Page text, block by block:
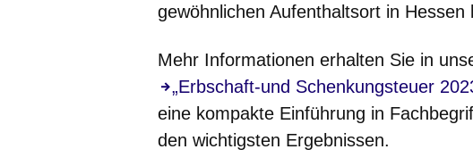
gewöhnlichen Aufenthaltsort in Hessen
Mehr Informationen erhalten Sie in
„Erbschaft-und Schenkungsteuer
eine kompakte Einführung in
den wichtigsten Ergebnissen.